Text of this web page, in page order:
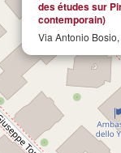
des études sur
contemporain)
Via Antonio